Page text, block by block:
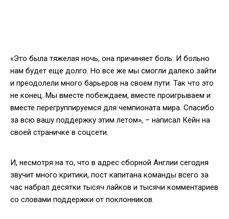
«Это была тяжелая ночь, она причиняет боль. И больно
нам будет еще долго. Но все же мы смогли далеко зайти
и преодолели много барьеров на своем пути. Так что это
не конец. Мы вместе побеждаем, вместе проигрываем и
вместе перегруппируемся для чемпионата мира. Спасибо
за всю вашу поддержку этим летом», – ­написал Кейн на
своей страничке в соцсети.
И, несмотря на то, что в адрес сборной Англии сегодня
звучит много критики, пост капитана команды всего за
час набрал десятки тысяч лайков и тысячи комментариев
со словами поддержки от поклонников.